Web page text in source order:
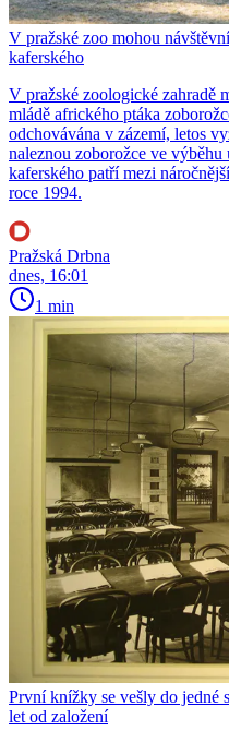
V pražské zoo mohou
kaferského
V pražské zoologické zahradě
mládě afrického ptáka
odchovávána v zázemí, letos
naleznou zoborožce ve
kaferského patří mezi
roce 1994.
Pražská Drbna
dnes, 16:01
1 min
První knížky se vešly do jedné
let od založení